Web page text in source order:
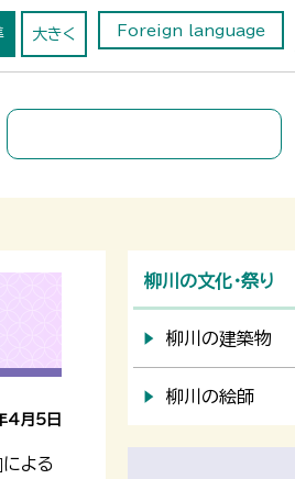
大きく
Foreign language
4月5日
による
柳川の文化・祭り
柳川の建築物
柳川の絵師